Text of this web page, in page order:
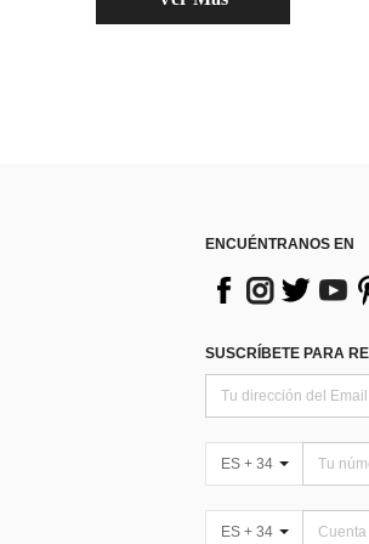
ENCUÉNTRANOS EN
SUSCRÍBETE PARA
ES + 34
ES + 34